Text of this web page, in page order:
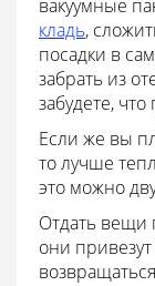
вакуумные
кладь,
посадки в
забрать из
забудете,
Если же вы
то лучше
это можно
Отдать вещи
они